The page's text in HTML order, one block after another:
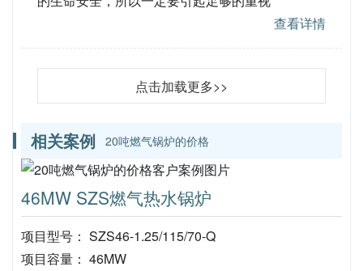
查看详情
点击加载更多>>
相关案例 20吨燃气锅炉的价格
46MW SZS燃气热水锅炉
项目型号： SZS46-1.25/115/70-Q
项目容量： 46MW